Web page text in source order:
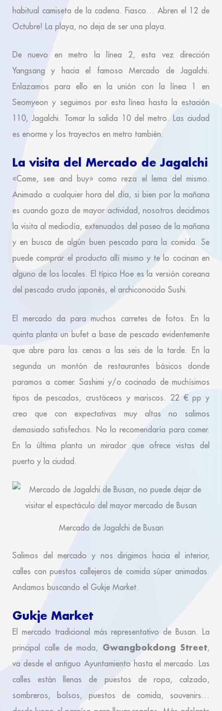
habitual camiseta de la cadena. Fiasco… Abren el 12 de
Octubre! La playa, no deja de ser una playa.
De nuevo en metro la línea 2, esta vez dirección
Yangsang y hacia el famoso Mercado de Jagalchi.
Enlazamos para ello en la unión con la línea 1 en
Seomyeon y seguimos por esta línea hasta la estación
110, Jagalchi. Tomar la salida 10 del metro. Las ciudad
es enorme y los trayectos en metro también.
La visita del Mercado de Jagalchi
«Come, see and buy» como reza el lema del mismo.
Animado a cualquier hora del día, si bien por la mañana
es cuando goza de mayor actividad, nosotros decidimos
la visita al mediodía, extenuados del paseo de la mañana
y en busca de algún buen pescado para la comida. Se
puede comprar el producto allí mismo y te lo cocinan en
alguno de los locales. El típico Hoe es la versión coreana
del pescado crudo japonés, el archiconocido Sushi.
El mercado da para muchos carretes de fotos. En la
quinta planta un bufet a base de pescado evidentemente
que abre para las cenas a las seis de la tarde. En la
segunda un montón de restaurantes básicos donde
paramos a comer. Sashimi y/o cocinado de muchísimos
tipos de pescados, crustáceos y mariscos. 22 € pp y
creo que con expectativas muy altas no salimos
demasiado satisfechos. No lo recomendaría para comer.
En la última planta un mirador que ofrece vistas del
puerto y la ciudad.
Mercado de Jagalchi de Busan
Salimos del mercado y nos dirigimos hacia el interior,
calles con puestos callejeros de comida súper animadas.
Andamos buscando el Gukje Market.
Gukje Market
El mercado tradicional más representativo de Busan. La
principal calle de moda, Gwangbokdong Street,
va desde el antiguo Ayuntamiento hasta el mercado. Las
calles están llenas de puestos de ropa, calzado,
sombreros, bolsos, puestos de comida, souvenirs…